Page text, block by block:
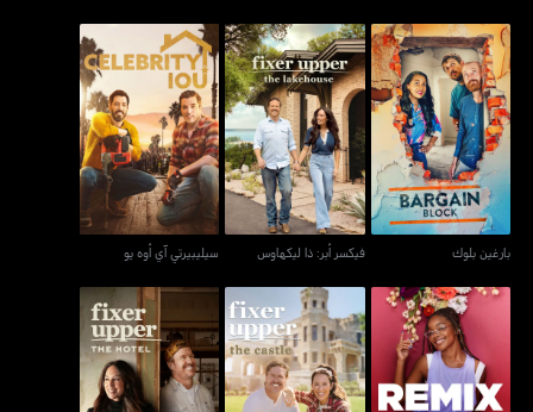
بارغين بلوك
بارغين بلوك
فيكسر أبر: ذا ليكهاوس
فيكسر أبر: ذا ليكهاوس
سيليبيرتي آي أوه يو
سيليبيرتي آي أوه يو
ريمكس ماي سبيس ويذ
مارساي مارتن
فيكسر أبر: ذا كاسل فيكسر أبر: ذا هوتيل